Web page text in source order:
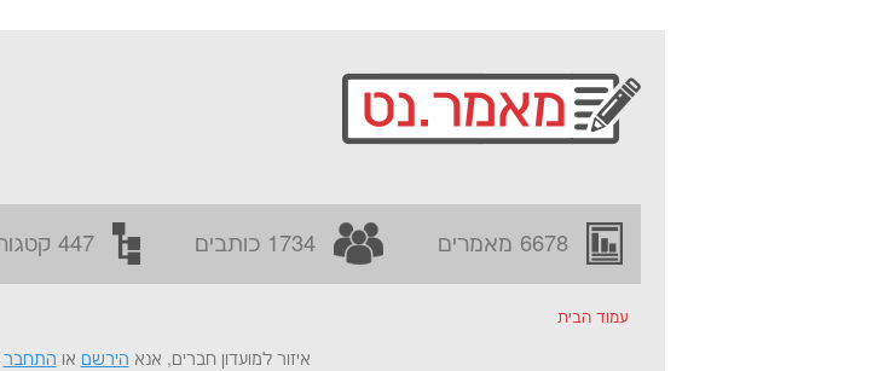
6678 מאמרים 1734 כותבים 447 קטגוריות
עמוד הבית
איזור למועדון חברים, אנא הירשם או התחבר